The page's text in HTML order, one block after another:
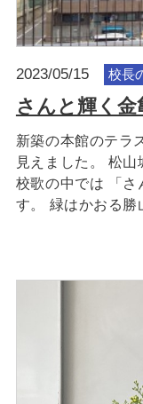
2023/05/15 校長
さんと輝く金
新築の本館のテラ
見えました。 松
校歌の中では 「さ
す。 緑はかおる